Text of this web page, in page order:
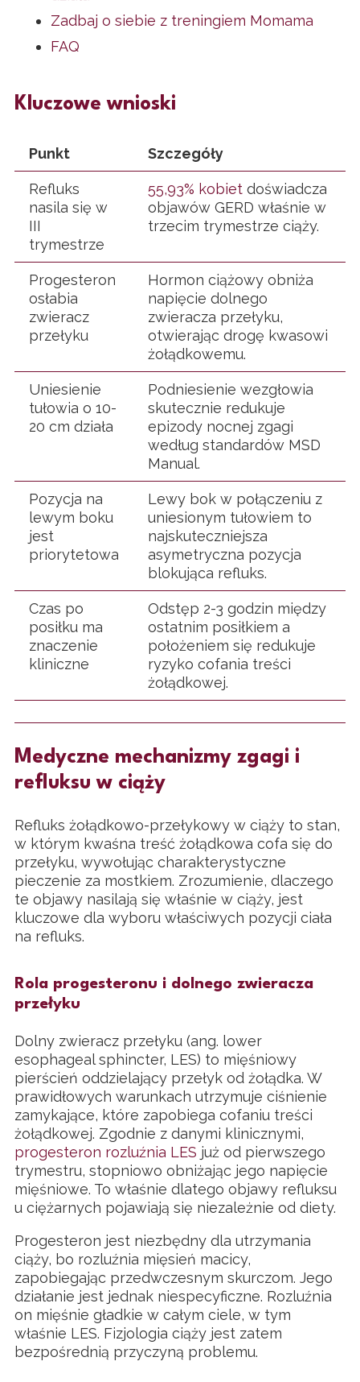
Zadbaj o siebie z treningiem Momama
FAQ
Kluczowe wnioski
Punkt Szczegóły
Refluks
nasila się w
III
trymestrze
55,93% kobiet doświadcza
objawów GERD właśnie w
trzecim trymestrze ciąży.
Progesteron
osłabia
zwieracz
przełyku
Hormon ciążowy obniża
napięcie dolnego
zwieracza przełyku,
otwierając drogę kwasowi
żołądkowemu.
Uniesienie
tułowia o 10-
20 cm działa
Podniesienie wezgłowia
skutecznie redukuje
epizody nocnej zgagi
według standardów MSD
Manual.
Pozycja na
lewym boku
jest
priorytetowa
Lewy bok w połączeniu z
uniesionym tułowiem to
najskuteczniejsza
asymetryczna pozycja
blokująca refluks.
Czas po
posiłku ma
znaczenie
kliniczne
Odstęp 2-3 godzin między
ostatnim posiłkiem a
położeniem się redukuje
ryzyko cofania treści
żołądkowej.
Medyczne mechanizmy zgagi i
refluksu w ciąży
Refluks żołądkowo-przełykowy w ciąży to stan,
w którym kwaśna treść żołądkowa cofa się do
przełyku, wywołując charakterystyczne
pieczenie za mostkiem. Zrozumienie, dlaczego
te objawy nasilają się właśnie w ciąży, jest
kluczowe dla wyboru właściwych pozycji ciała
na refluks.
Rola progesteronu i dolnego zwieracza
przełyku
Dolny zwieracz przełyku (ang. lower
esophageal sphincter, LES) to mięśniowy
pierścień oddzielający przełyk od żołądka. W
prawidłowych warunkach utrzymuje ciśnienie
zamykające, które zapobiega cofaniu treści
żołądkowej. Zgodnie z danymi klinicznymi,
progesteron rozluźnia LES już od pierwszego
trymestru, stopniowo obniżając jego napięcie
mięśniowe. To właśnie dlatego objawy refluksu
u ciężarnych pojawiają się niezależnie od diety.
Progesteron jest niezbędny dla utrzymania
ciąży, bo rozluźnia mięsień macicy,
zapobiegając przedwczesnym skurczom. Jego
działanie jest jednak niespecyficzne. Rozluźnia
on mięśnie gładkie w całym ciele, w tym
właśnie LES. Fizjologia ciąży jest zatem
bezpośrednią przyczyną problemu.